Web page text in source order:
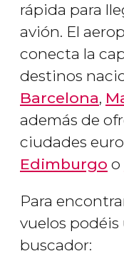
rápida para
avión. El
conecta la
destinos
Barcelona,
además de
ciudades
Edimburgo o
Para
vuelos
buscador: